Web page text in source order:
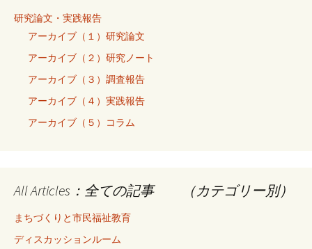
研究論文・実践報告
アーカイブ（１）研究論文
アーカイブ（２）研究ノート
アーカイブ（３）調査報告
アーカイブ（４）実践報告
アーカイブ（５）コラム
All Articles：全ての記事 （カテゴリー別）
まちづくりと市民福祉教育
ディスカッションルーム